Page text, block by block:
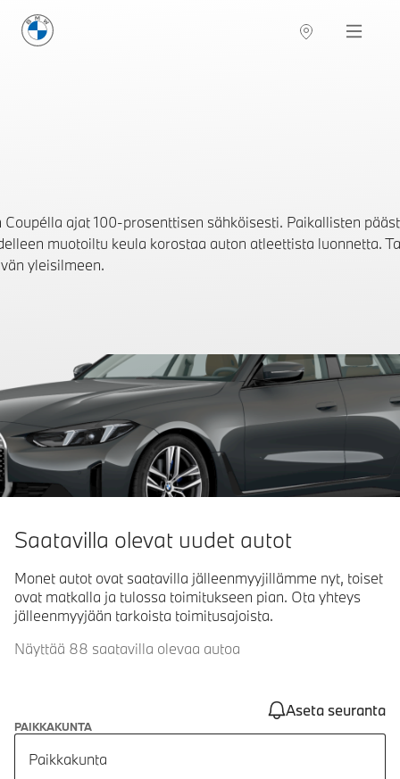
BMW Suomi Navigation
ajat 100-prosenttisen sähköisesti. Paikallisten
muotoiltu keula korostaa auton atleettista luonnetta.
yleisilmeen.
Saatavilla olevat uudet autot
Monet autot ovat saatavilla jälleenmyyjillämme nyt, toiset
ovat matkalla ja tulossa toimitukseen pian. Ota yhteys
jälleenmyyjään tarkoista toimitusajoista.
Näyttää 88 saatavilla olevaa autoa
Aseta seuranta
PAIKKAKUNTA
Paikkakunta